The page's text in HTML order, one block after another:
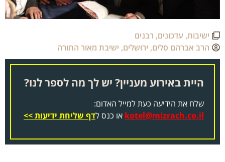
ישיבות,עדכונים,רבנים
הרב אברהם סלים,ירושלים,ישיבת מאור התורה
היית באירוע מעניין? יש לך מה לספר לנו?
שלח את הידיעה כעת למייל האדום:
kotel@mizrach.co.ilאו כנס לדף שליחת ידיעות >>